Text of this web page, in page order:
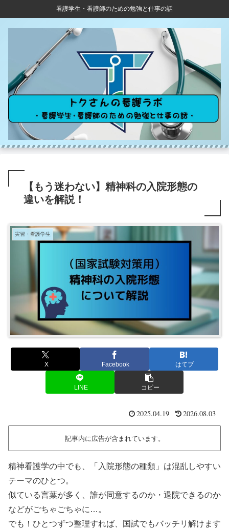
看護学生・看護師のための勉強と仕事の話
【もう迷わない】精神科の入院形態の
違いを解説！
実習・看護学生
X Facebook はてブ
LINE コピー
2025.04.19 2026.08.03
記事内に広告が含まれています。
精神看護学の中でも、「入院形態の種類」は混乱しやすい
テーマのひとつ。
似ている言葉が多く、誰が同意するのか・退院できるのか
などがごちゃごちゃに…。
でも！ひとつずつ整理すれば、国試でもバッチリ解けます